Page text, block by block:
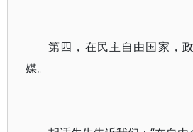
第四，在民主自由国家，
媒。